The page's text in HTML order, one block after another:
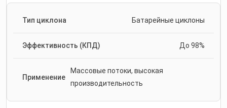
Батарейные циклоны
До 98%
Массовые потоки, высокая
производительность